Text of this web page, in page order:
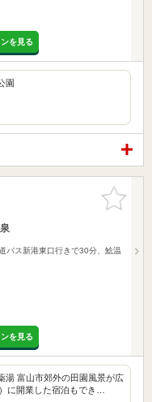
を見る
園
お気に入
りに追加
バス新港東口行きで30分、鯰温
を見る
湯 富山市郊外の田園風景が広
に開業した宿泊もでき…